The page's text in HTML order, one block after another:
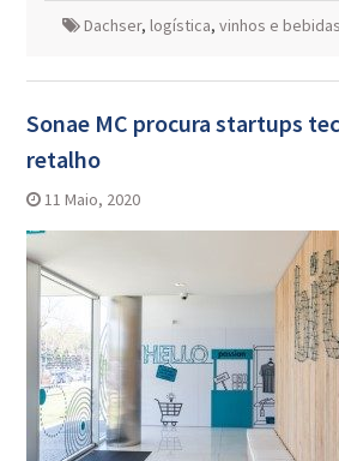
Dachser, logística, vinhos e
Sonae MC procura startups
retalho
11 Maio, 2020